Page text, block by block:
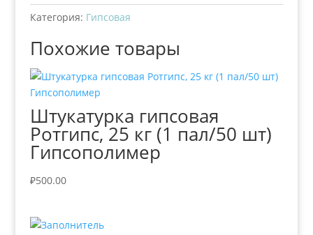
Категория: Гипсовая
Похожие товары
Штукатурка гипсовая
Ротгипс, 25 кг (1 пал/50 шт)
Гипсополимер
₽500.00